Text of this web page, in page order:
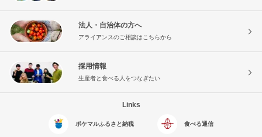
法人・自治体の方へ
アライアンスのご相談はこちらから
採用情報
生産者と食べる人をつなぎたい
Links
ポケマルふるさと納税 食べる通信